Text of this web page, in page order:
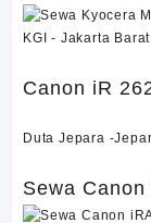
KGI - Jakarta Barat
Canon iR
Duta Jepara -
Sewa